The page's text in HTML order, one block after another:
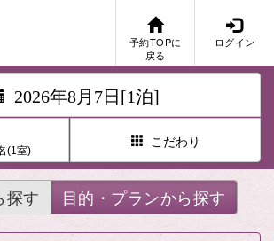
予約TOPに
戻る
ログイン
2026年8月7日[1泊]
(1室)
こだわり
探す 目的・プランから探す